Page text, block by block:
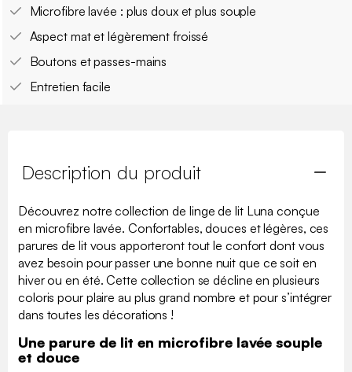
Microfibre lavée : plus doux et plus souple
Aspect mat et légèrement froissé
Boutons et passes-mains
Entretien facile
Description du produit
Découvrez notre collection de linge de lit Luna conçue
en microfibre lavée. Confortables, douces et légères, ces
parures de lit vous apporteront tout le confort dont vous
avez besoin pour passer une bonne nuit que ce soit en
hiver ou en été. Cette collection se décline en plusieurs
coloris pour plaire au plus grand nombre et pour s’intégrer
dans toutes les décorations !
Une parure de lit en microfibre lavée souple
et douce